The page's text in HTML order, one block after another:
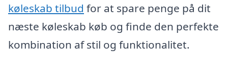
køleskab tilbud for at spare penge på dit
næste køleskab køb og finde den perfekte
kombination af stil og funktionalitet.